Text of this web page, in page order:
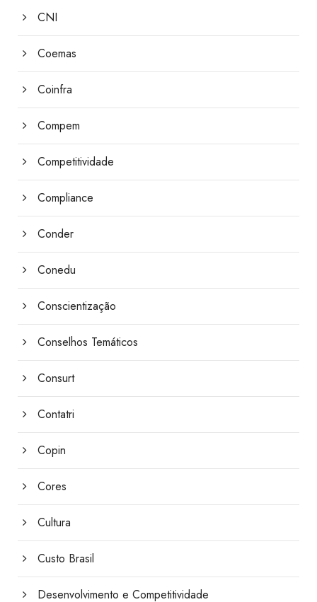
CNI
Coemas
Coinfra
Compem
Competitividade
Compliance
Conder
Conedu
Conscientização
Conselhos Temáticos
Consurt
Contatri
Copin
Cores
Cultura
Custo Brasil
Desenvolvimento e Competitividade